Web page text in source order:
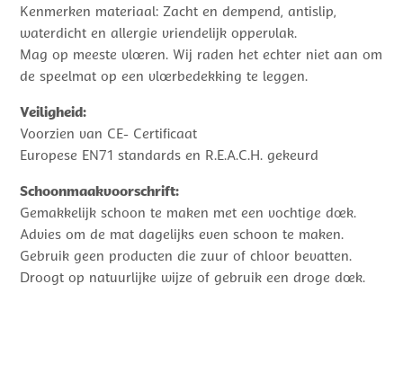
Kenmerken materiaal: Zacht en dempend, antislip,
waterdicht en allergie vriendelijk oppervlak.
Mag op meeste vloeren. Wij raden het echter niet aan om
de speelmat op een vloerbedekking te leggen.
Veiligheid:
Voorzien van CE- Certificaat
Europese EN71 standards en R.E.A.C.H. gekeurd
Schoonmaakvoorschrift:
Gemakkelijk schoon te maken met een vochtige doek.
Advies om de mat dagelijks even schoon te maken.
Gebruik geen producten die zuur of chloor bevatten.
Droogt op natuurlijke wijze of gebruik een droge doek.